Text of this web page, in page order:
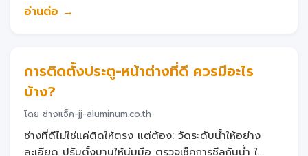
อ่านต่อ →
การติดตั้งประตู-หน้าต่างที่ดี ควรมีอะไร
บ้าง?
โดย ช่างแจ็ค-jj-aluminum.co.th
ช่างที่ดีไม่ใช่แค่ติดให้ตรง แต่ต้อง: วัดระดับน้ำให้อย่าง
ละเอียด ปรับตั้งบานให้นุ่มมือ ตรวจเช็คการซีลกันน้ำ ใ...